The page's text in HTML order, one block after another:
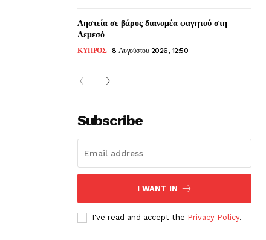
Ληστεία σε βάρος διανομέα φαγητού στη
Λεμεσό
ΚΥΠΡΟΣ 8 Αυγούστου 2026, 12:50
Subscribe
I WANT IN
I've read and accept the Privacy Policy.